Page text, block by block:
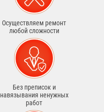
Осуществляем ремонт
любой сложности
Без преписок и
навязывания ненужных
работ